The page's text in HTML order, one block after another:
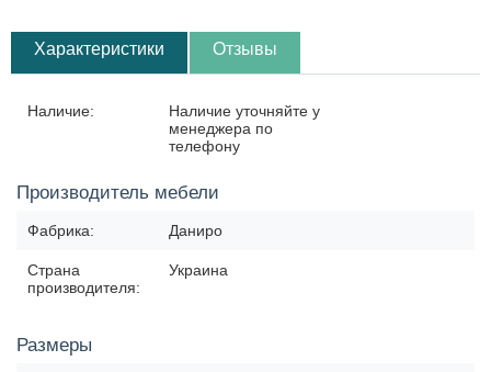
Характеристики Отзывы
Наличие:
Наличие уточняйте у
менеджера по
телефону
Производитель мебели
Фабрика: Даниро
Страна
производителя:
Украина
Размеры